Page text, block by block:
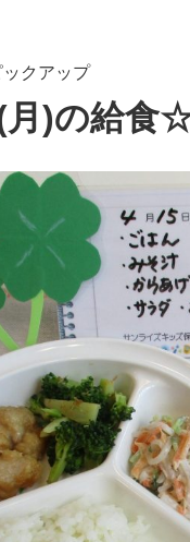
クアップ
月)の給食